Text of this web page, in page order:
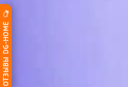
ОТЗЫВЫ DG-HOME